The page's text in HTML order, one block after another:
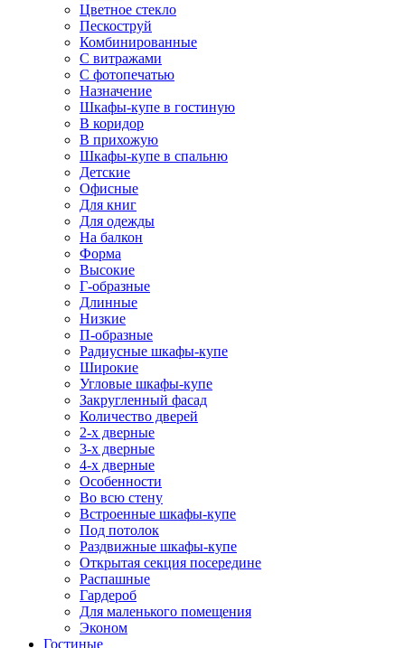
Цветное стекло
Пескоструй
Комбинированные
С витражами
С фотопечатью
Назначение
Шкафы-купе в гостиную
В коридор
В прихожую
Шкафы-купе в спальню
Детские
Офисные
Для книг
Для одежды
На балкон
Форма
Высокие
Г-образные
Длинные
Низкие
П-образные
Радиусные шкафы-купе
Широкие
Угловые шкафы-купе
Закругленный фасад
Количество дверей
2-х дверные
3-х дверные
4-х дверные
Особенности
Во всю стену
Встроенные шкафы-купе
Под потолок
Раздвижные шкафы-купе
Открытая секция посередине
Распашные
Гардероб
Для маленького помещения
Эконом
Гостиные